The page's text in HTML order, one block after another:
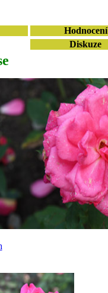
Hodnocení
Diskuze